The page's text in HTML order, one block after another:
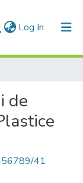
Log In (current)
de
41